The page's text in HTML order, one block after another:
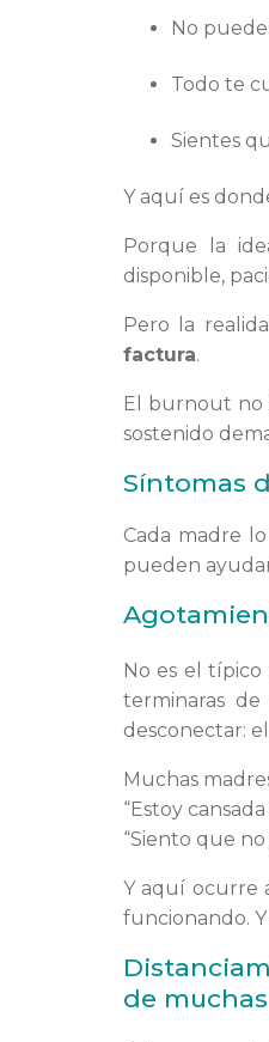
No
Todo te
Sientes
Y aquí es
Porque la
disponible,
Pero la
factura.
El burnout no
sostenido
Síntomas
Cada madre
pueden
No es el típico
terminaras
desconectar:
Muchas
“Estoy
“Siento que
Y aquí ocurre
funcionando.
de